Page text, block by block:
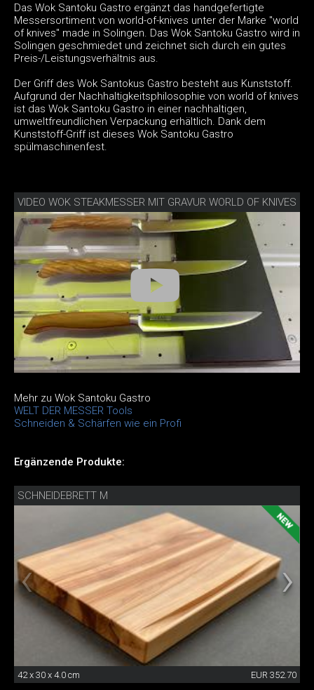
Das Wok Santoku Gastro ergänzt das handgefertigte
Messersortiment von world-of-knives unter der Marke "world
of knives" made in Solingen. Das Wok Santoku Gastro wird in
Solingen geschmiedet und zeichnet sich durch ein gutes
Preis-/Leistungsverhältnis aus.
Der Griff des Wok Santokus Gastro besteht aus Kunststoff.
Aufgrund der Nachhaltigkeitsphilosophie von world of knives
ist das Wok Santoku Gastro in einer nachhaltigen,
umweltfreundlichen Verpackung erhältlich. Dank dem
Kunststoff-Griff ist dieses Wok Santoku Gastro
spülmaschinenfest.
VIDEO WOK STEAKMESSER MIT GRAVUR WORLD OF KNIVES
Mehr zu Wok Santoku Gastro
WELT DER MESSER Tools
Schneiden & Schärfen wie ein Profi
Ergänzende Produkte:
SCHNEIDEBRETT M
42 x 30 x 4.0 cm EUR 352.70